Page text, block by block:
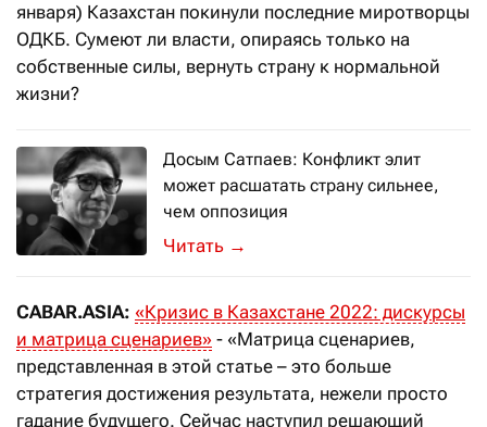
января) Казахстан покинули последние миротворцы
ОДКБ. Сумеют ли власти, опираясь только на
собственные силы, вернуть страну к нормальной
жизни?
Досым Сатпаев: Конфликт элит
может расшатать страну сильнее,
чем оппозиция
Известный казахстанский
→
CABAR.ASIA: «Кризис в Казахстане 2022: дискурсы
и матрица сценариев» - «Матрица сценариев,
представленная в этой статье – это больше
стратегия достижения результата, нежели просто
гадание будущего. Сейчас наступил решающий